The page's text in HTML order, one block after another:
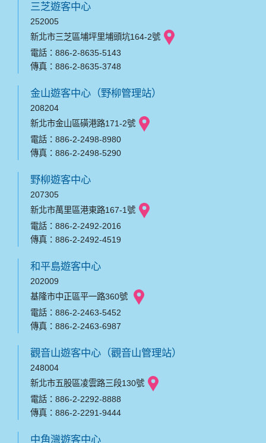
三芝遊客中心
252005
新北市三芝區埔坪里埔頭坑164-2號
電話：886-2-8635-5143
傳真：886-2-8635-3748
金山遊客中心（野柳管理站）
208204
新北市金山區磺港路171-2號
電話：886-2-2498-8980
傳真：886-2-2498-5290
野柳遊客中心
207305
新北市萬里區港東路167-1號
電話：886-2-2492-2016
傳真：886-2-2492-4519
和平島遊客中心
202009
基隆市中正區平一路360號
電話：886-2-2463-5452
傳真：886-2-2463-6987
觀音山遊客中心（觀音山管理站）
248004
新北市五股區凌雲路三段130號
電話：886-2-2292-8888
傳真：886-2-2291-9444
中角灣遊客中心